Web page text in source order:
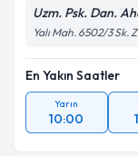
Uzm. Psk. Dan.
Yalı Mah. 6502/3 Sk.
En Yakın Saatler
Yarın
10:00